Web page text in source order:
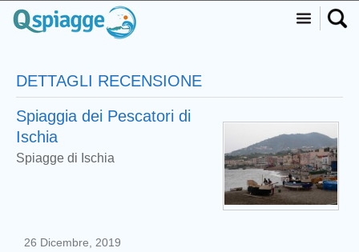
DETTAGLI RECENSIONE
Spiaggia dei Pescatori di
Ischia
Spiagge di Ischia
26 Dicembre, 2019